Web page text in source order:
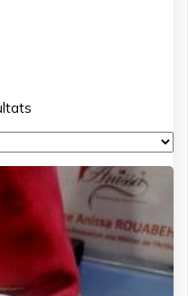
récent
ancien